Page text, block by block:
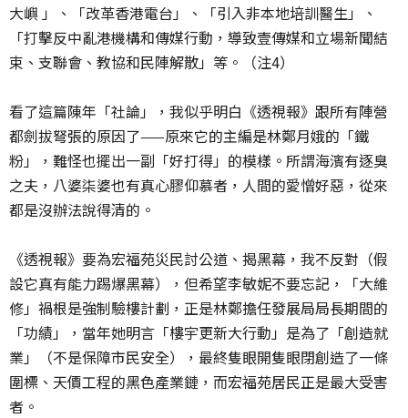
大嶼 」、「改革香港電台」、「引入非本地培訓醫生」、
「打擊反中亂港機構和傳媒行動，導致壹傳媒和立場新聞結
束、支聯會、教協和民陣解散」等。（注4）
看了這篇陳年「社論」，我似乎明白《透視報》跟所有陣營
都劍拔弩張的原因了——原來它的主編是林鄭月娥的「鐵
粉」，難怪也擺出一副「好打得」的模樣。所謂海濱有逐臭
之夫，八婆柒婆也有真心膠仰慕者，人間的愛憎好惡，從來
都是沒辦法說得清的。
《透視報》要為宏福苑災民討公道、揭黑幕，我不反對（假
設它真有能力踢爆黑幕），但希望李敏妮不要忘記，「大維
修」禍根是強制驗樓計劃，正是林鄭擔任發展局局長期間的
「功績」，當年她明言「樓宇更新大行動」是為了「創造就
業」（不是保障市民安全），最終隻眼開隻眼閉創造了一條
圍標、天價工程的黑色產業鏈，而宏福苑居民正是最大受害
者。